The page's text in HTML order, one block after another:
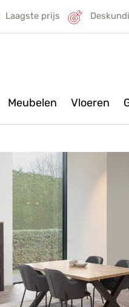
Laagste prijs
Meubelen Vloeren